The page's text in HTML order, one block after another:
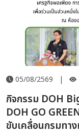
05/08/2569 |
กิจกรรม DOH
DOH GO
ขับเคลื่อนกรมทา